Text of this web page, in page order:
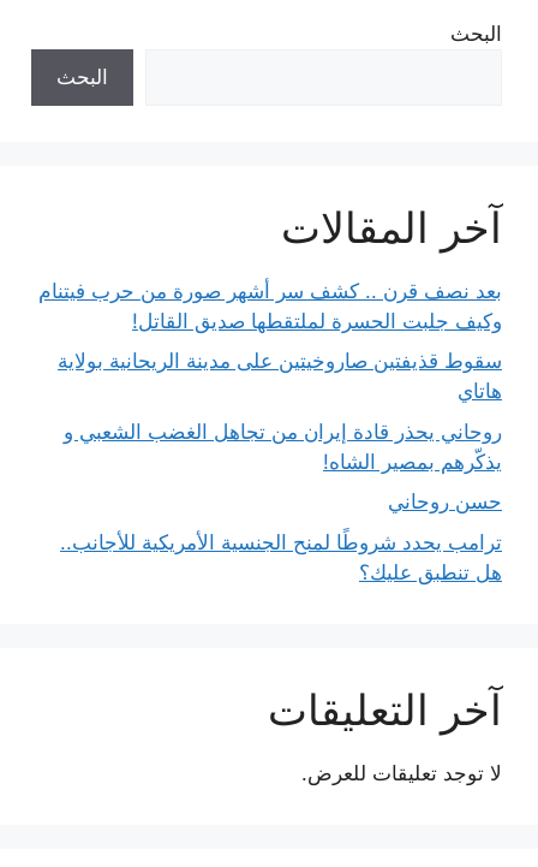
البحث
البحث
آخر المقالات
بعد نصف قرن .. كشف سر أشهر صورة من حرب فيتنام
وكيف جلبت الحسرة لملتقطها صديق القاتل!
سقوط قذيفتين صاروخيتين على مدينة الريحانية بولاية
هاتاي
روحاني يحذر قادة إيران من تجاهل الغضب الشعبي و
يذكّرهم بمصير الشاه!
حسن روحاني
ترامب يحدد شروطًا لمنح الجنسية الأمريكية للأجانب..
هل تنطبق عليك؟
آخر التعليقات
لا توجد تعليقات للعرض.